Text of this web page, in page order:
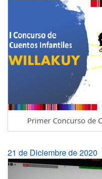
Primer Concurso de
21 de Diciembre de 2020